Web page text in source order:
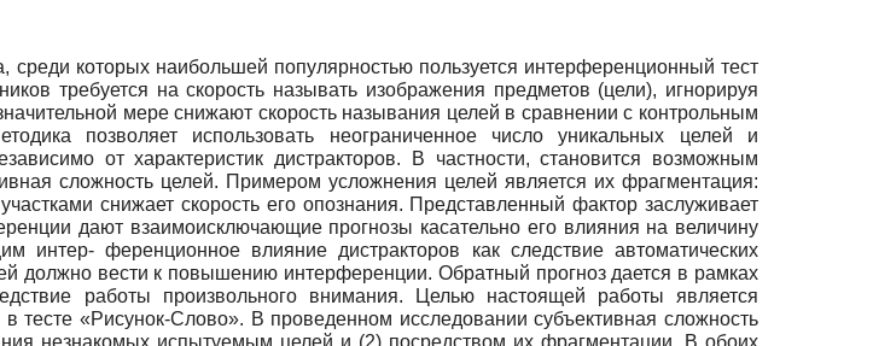
которых наибольшей популярностью пользуется интерференционный тест
требуется на скорость называть изображения предметов (цели), игнорируя
мере снижают скорость называния целей в сравнении с контрольным
позволяет использовать неограниченное число уникальных целей и
от характеристик дистракторов. В частности, становится возможным
сложность целей. Примером усложнения целей является их фрагментация:
снижает скорость его опознания. Представленный фактор заслуживает
дают взаимоисключающие прогнозы касательно его влияния на величину
интер- ференционное влияние дистракторов как следствие автоматических
должно вести к повышению интерференции. Обратный прогноз дается в рамках
работы произвольного внимания. Целью настоящей работы является
тесте «Рисунок-Слово». В проведенном исследовании субъективная сложность